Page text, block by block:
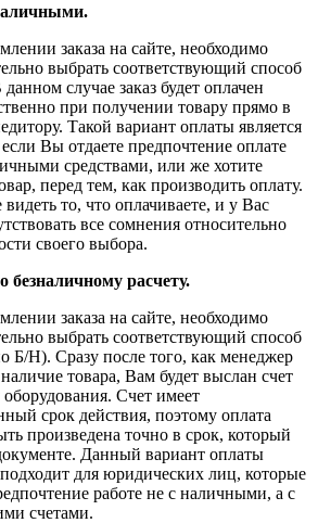
заказа на сайте, необходимо
выбрать соответствующий способ
случае заказ будет оплачен
при получении товару прямо в
Такой вариант оплаты является
Вы отдаете предпочтение оплате
средствами, или же хотите
перед тем, как производить оплату.
то, что оплачиваете, и у Вас
все сомнения относительно
своего выбора.
безналичному расчету.
заказа на сайте, необходимо
выбрать соответствующий способ
Б/Н). Сразу после того, как менеджер
товара, Вам будет выслан счет
оборудования. Счет имеет
срок действия, поэтому оплата
произведена точно в срок, который
Данный вариант оплаты
для юридических лиц, которые
работе не с наличными, а с
счетами.